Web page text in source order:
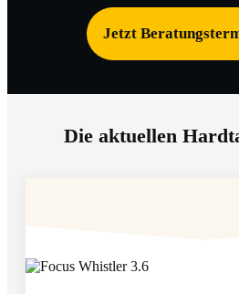
Jetzt
Die aktuellen